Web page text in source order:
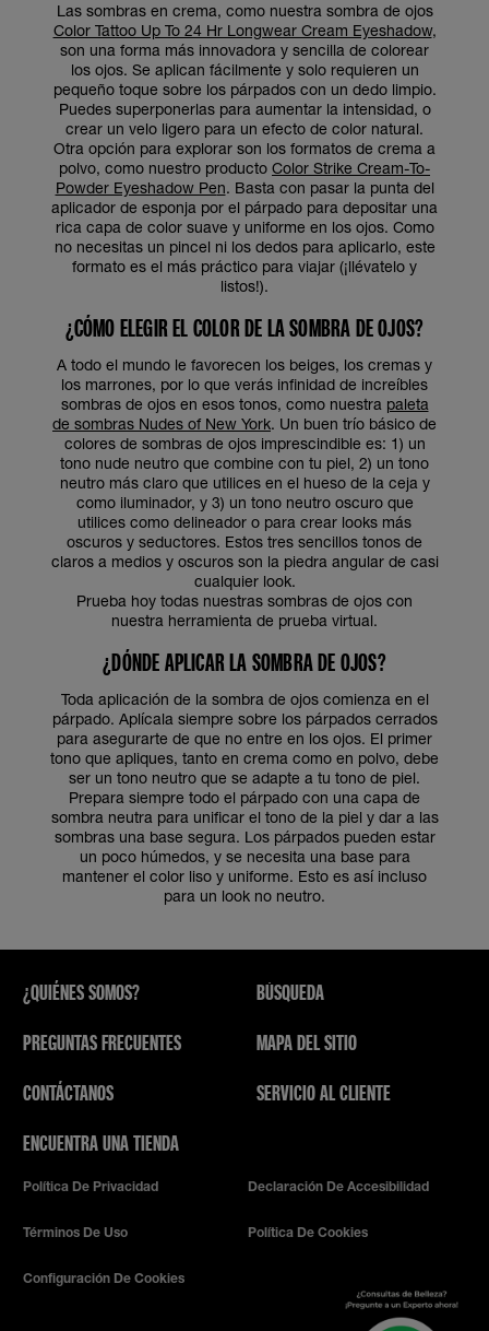
Las sombras en crema, como nuestra sombra de ojos
Color Tattoo Up To 24 Hr Longwear Cream Eyeshadow,
son una forma más innovadora y sencilla de colorear
los ojos. Se aplican fácilmente y solo requieren un
pequeño toque sobre los párpados con un dedo limpio.
Puedes superponerlas para aumentar la intensidad, o
crear un velo ligero para un efecto de color natural.
Otra opción para explorar son los formatos de crema a
polvo, como nuestro producto Color Strike Cream-To-
Powder Eyeshadow Pen. Basta con pasar la punta del
aplicador de esponja por el párpado para depositar una
rica capa de color suave y uniforme en los ojos. Como
no necesitas un pincel ni los dedos para aplicarlo, este
formato es el más práctico para viajar (¡llévatelo y
listos!).
¿CÓMO ELEGIR EL COLOR DE LA SOMBRA DE OJOS?
A todo el mundo le favorecen los beiges, los cremas y
los marrones, por lo que verás infinidad de increíbles
sombras de ojos en esos tonos, como nuestra paleta
de sombras Nudes of New York. Un buen trío básico de
colores de sombras de ojos imprescindible es: 1) un
tono nude neutro que combine con tu piel, 2) un tono
neutro más claro que utilices en el hueso de la ceja y
como iluminador, y 3) un tono neutro oscuro que
utilices como delineador o para crear looks más
oscuros y seductores. Estos tres sencillos tonos de
claros a medios y oscuros son la piedra angular de casi
cualquier look.
Prueba hoy todas nuestras sombras de ojos con
nuestra herramienta de prueba virtual.
¿DÓNDE APLICAR LA SOMBRA DE OJOS?
Toda aplicación de la sombra de ojos comienza en el
párpado. Aplícala siempre sobre los párpados cerrados
para asegurarte de que no entre en los ojos. El primer
tono que apliques, tanto en crema como en polvo, debe
ser un tono neutro que se adapte a tu tono de piel.
Prepara siempre todo el párpado con una capa de
sombra neutra para unificar el tono de la piel y dar a las
sombras una base segura. Los párpados pueden estar
un poco húmedos, y se necesita una base para
mantener el color liso y uniforme. Esto es así incluso
para un look no neutro.
¿QUIÉNES SOMOS?
PREGUNTAS FRECUENTES
CONTÁCTANOS
ENCUENTRA UNA TIENDA
BÚSQUEDA
MAPA DEL SITIO
SERVICIO AL CLIENTE
Política De Privacidad Declaración De Accesibilidad
Términos De Uso Política De Cookies
Configuración De Cookies